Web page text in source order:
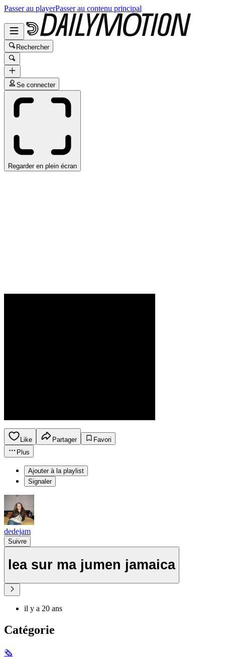
Passer au playerPasser au contenu principal
Rechercher
Se connecter
Regarder en plein écran
Like Partager
Favori
Plus
Ajouter à la playlist
Signaler
dedejam
Suivre
lea sur ma jumen jamaica
il y a 20 ans
Catégorie
🗞